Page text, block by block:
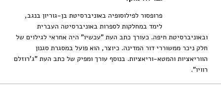
פרופסור לפילוסופיה באוניברסיטת בן-גוריון בנגב,
לימד במחלקות לספרות באוניברסיטה העברית
ובאוניברסיטת חיפה. כעורך כתב העת "עכשיו" היה אחראי לגילוים של
חלק ניכר ממשוררי דור המדינה. כיוצר, הוא פועל במסגרת סגנון
הווריאציות והמטא-וריאציות. בנוסף עורך ומפיק של כתב העת "ג'רוזלם
רוויו".